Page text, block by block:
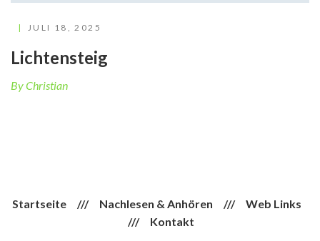
JULI 18, 2025
Lichtensteig
By Christian
Startseite /// Nachlesen & Anhören /// Web Links
/// Kontakt